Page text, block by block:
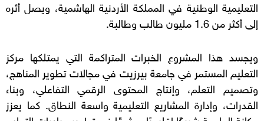
التعليمية الوطنية في المملكة الأردنية الهاشمية، ويصل أثره
إلى أكثر من 1.6 مليون طالب وطالبة.
ويجسد هذا المشروع الخبرات المتراكمة التي يمتلكها مركز
التعليم المستمر في جامعة بيرزيت في مجالات تطوير المناهج،
وتصميم التعلم، وإنتاج المحتوى الرقمي التفاعلي، وبناء
القدرات، وإدارة المشاريع التعليمية واسعة النطاق. كما يعزز